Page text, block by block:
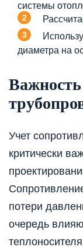
системы
диаметра на
Важность
Учет
критически
потери
очередь